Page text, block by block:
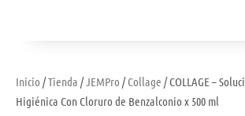
Inicio /Tienda /JEMPro /Collage / COLLAGE –
Higiénica Con Cloruro de Benzalconio x 500 ml